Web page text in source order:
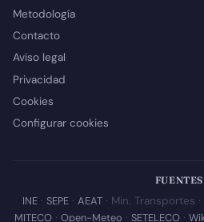
Metodología
Contacto
Aviso legal
Privacidad
Cookies
Configurar cookies
FUENTES
INE· SEPE· AEAT· Min. Transportes ·
MITECO· Open-Meteo · SETELECO·